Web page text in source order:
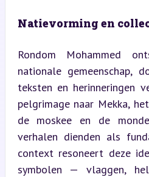
Natievorming en
Rondom Mohammed
nationale gemeenschap,
teksten en herinneringen
pelgrimage naar Mekka,
de moskee en de
verhalen dienden als
context resoneert deze
symbolen — vlaggen,